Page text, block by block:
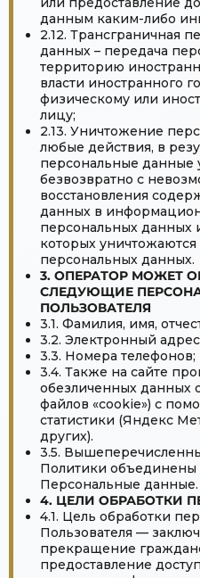
данным каким-либо
2.12. Трансграничная
данных – передача
территорию
власти иностранного
физическому или
лицу;
2.13. Уничтожение
любые действия, в
персональные данные
безвозвратно с
восстановления
данных в
персональных данных
которых
персональных данных.
3. ОПЕРАТОР МОЖЕТ
СЛЕДУЮЩИЕ
ПОЛЬЗОВАТЕЛЯ
3.1. Фамилия, имя,
3.2. Электронный
3.3. Номера телефонов;
3.4. Также на сайте
обезличенных данных о
файлов «cookie») с
статистики (Яндекс
других).
3.5.
Политики
Персональные данные.
4. ЦЕЛИ ОБРАБОТКИ
4.1. Цель обработки
Пользователя —
прекращение
предоставление